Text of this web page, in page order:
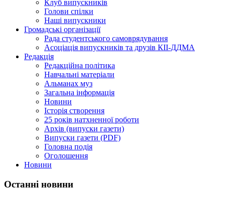
Клуб випускників
Голови спілки
Наші випускники
Громадські організації
Рада студентського самоврядування
Асоціація випускників та друзів КІІ-ДДМА
Редакція
Редакційна політика
Навчальні матеріали
Альманах муз
Загальна інформація
Новини
Історія створення
25 років натхненної роботи
Архів (випуски газети)
Випуски газети (PDF)
Головна подія
Оголошення
Новини
Останні новини